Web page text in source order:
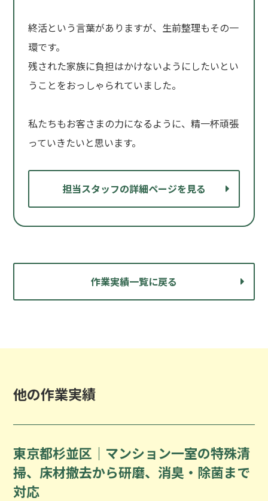
終活という言葉がありますが、生前整理もその一
環です。
残された家族に負担はかけないようにしたいとい
うことをおっしゃられていました。
私たちもお客さまの力になるように、精一杯頑張
っていきたいと思います。
担当スタッフの詳細ページを見る
作業実績一覧に戻る
他の作業実績
東京都杉並区｜マンション一室の特殊清
掃、床材撤去から研磨、消臭・除菌まで
対応